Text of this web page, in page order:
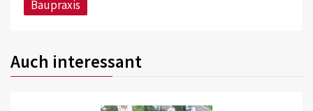
Baupraxis
Auch interessant